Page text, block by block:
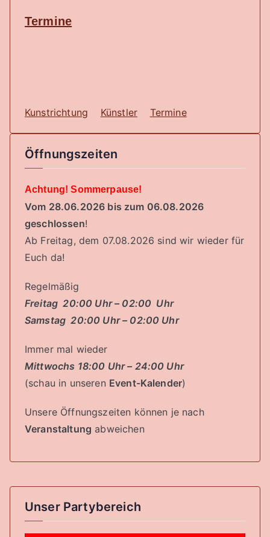
Termine
Kunstrichtung Künstler Termine
Öffnungszeiten
Achtung! Sommerpause!
Vom 28.06.2026 bis zum 06.08.2026
geschlossen!
Ab Freitag, dem 07.08.2026 sind wir wieder für
Euch da!
Regelmäßig
Freitag 20:00 Uhr – 02:00 Uhr
Samstag 20:00 Uhr – 02:00 Uhr
Immer mal wieder
Mittwochs 18:00 Uhr – 24:00 Uhr
(schau in unseren Event-Kalender)
Unsere Öffnungszeiten können je nach
Veranstaltung abweichen
Unser Partybereich